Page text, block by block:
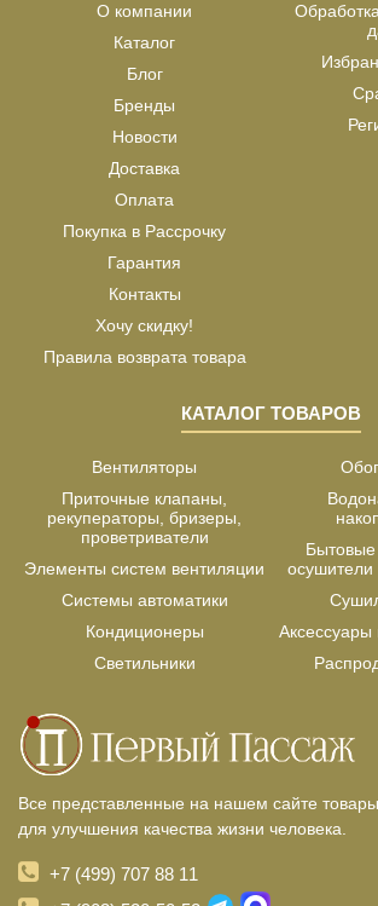
О компании
Каталог
Блог
Бренды
Новости
Доставка
Оплата
Покупка в Рассрочку
Гарантия
Контакты
Хочу скидку!
Правила возврата товара
КАТАЛОГ ТОВАРОВ
Вентиляторы
Приточные клапаны,
рекуператоры, бризеры,
проветриватели
Элементы систем вентиляции
Системы автоматики
Кондиционеры
Светильники
Бытовые
осушители
Аксессуары
Все представленные на нашем сайте
для улучшения качества жизни человека.
+7 (499) 707 88 11